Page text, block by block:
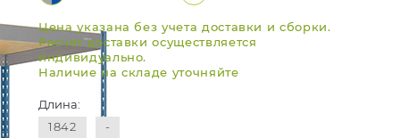
Цена указана без учета доставки и сборки.
Расчет доставки осуществляется
индивидуально.
Наличие на складе уточняйте
Длина:
1842
-